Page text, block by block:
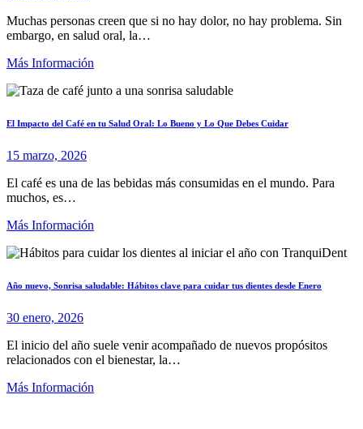
Muchas personas creen que si no hay dolor, no hay problema. Sin
embargo, en salud oral, la…
Más Información
El Impacto del Café en tu Salud Oral: Lo Bueno y Lo Que Debes Cuidar
15 marzo, 2026
El café es una de las bebidas más consumidas en el mundo. Para
muchos, es…
Más Información
Año nuevo, Sonrisa saludable: Hábitos clave para cuidar tus dientes desde Enero
30 enero, 2026
El inicio del año suele venir acompañado de nuevos propósitos
relacionados con el bienestar, la…
Más Información